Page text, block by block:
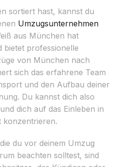
sortiert hast, kannst du
Umzugsunternehmen
aus München hat
bietet professionelle
von München nach
sich das erfahrene Team
und den Aufbau deiner
Du kannst dich also
dich auf das Einleben in
konzentrieren.
du vor deinem Umzug
beachten solltest, sind